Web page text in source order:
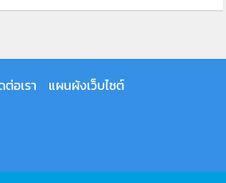
อเรา
แผนผังเว็บไซต์